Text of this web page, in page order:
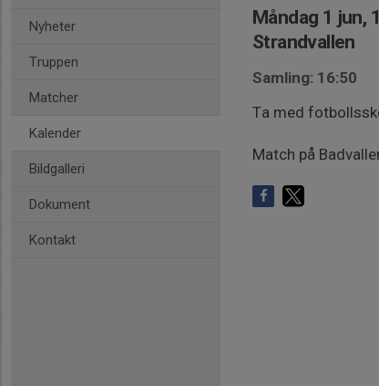
Nyheter
Truppen
Matcher
Kalender
Bildgalleri
Dokument
Kontakt
Måndag 1 jun,
Strandvallen
Samling: 16:50
Ta med
Match på